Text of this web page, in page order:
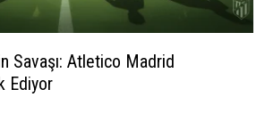
Savaşı: Atletico Madrid
Ediyor